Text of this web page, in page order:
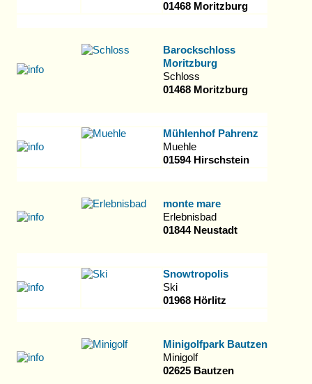
01468 Moritzburg
Barockschloss
Moritzburg
Schloss
01468 Moritzburg
Mühlenhof Pahrenz
Muehle
01594 Hirschstein
monte mare
Erlebnisbad
01844 Neustadt
Snowtropolis
Ski
01968 Hörlitz
Minigolfpark Bautzen
Minigolf
02625 Bautzen